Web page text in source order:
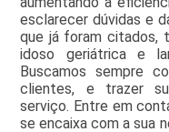
esclarecer dúvidas e
que já foram citados,
idoso geriátrica e
Buscamos sempre
clientes, e trazer
serviço. Entre em
se encaixa com a sua